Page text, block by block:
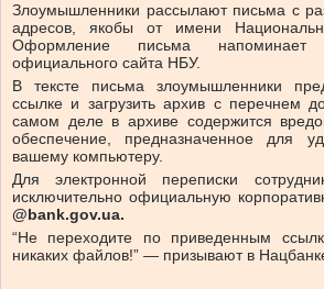
Злоумышленники рассылают письма с
адресов, якобы от имени
Оформление письма напоминает
официального сайта НБУ.
В тексте письма злоумышленники
ссылке и загрузить архив с перечнем
самом деле в архиве содержится
обеспечение, предназначенное для
вашему компьютеру.
Для электронной переписки
исключительно официальную
@bank.gov.ua.
“Не переходите по приведенным
никаких файлов!” — призывают в